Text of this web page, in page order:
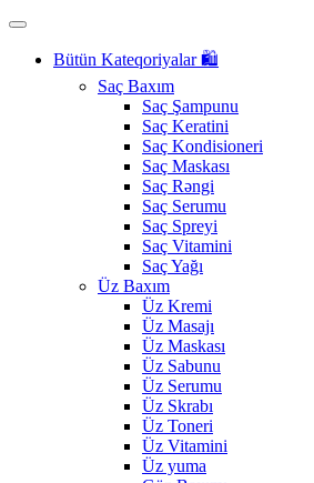
Bütün Kateqoriyalar 🛍️
Saç Baxım
Saç Şampunu
Saç Keratini
Saç Kondisioneri
Saç Maskası
Saç Rəngi
Saç Serumu
Saç Spreyi
Saç Vitamini
Saç Yağı
Üz Baxım
Üz Kremi
Üz Masajı
Üz Maskası
Üz Sabunu
Üz Serumu
Üz Skrabı
Üz Toneri
Üz Vitamini
Üz yuma